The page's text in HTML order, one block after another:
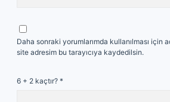
Daha sonraki yorumlarımda kullanılması için
site adresim bu tarayıcıya kaydedilsin.
6 + 2 kaçtır? *